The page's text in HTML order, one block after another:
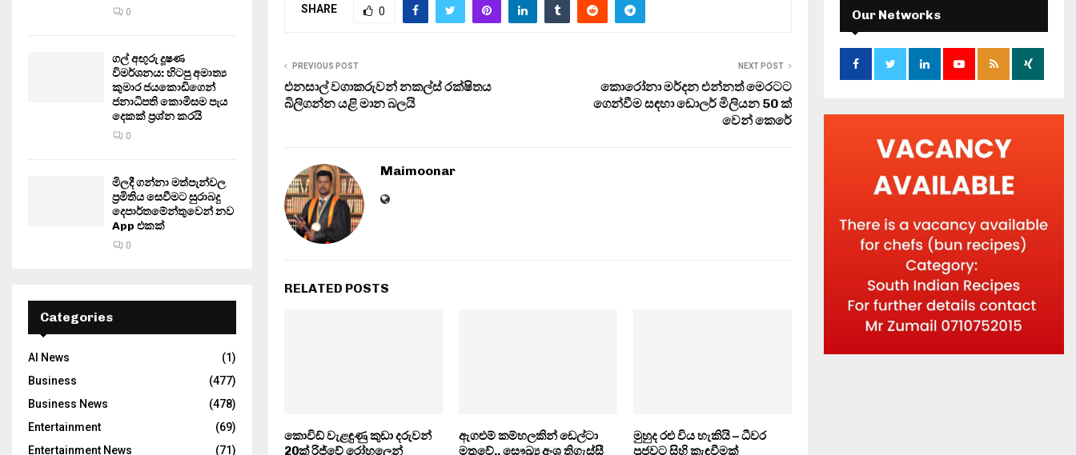
SHARE 0
PREVIOUS POST
එනසාල් වගාකරුවන් නකල්ස් රක්ෂිතය
බිලිගන්න යළි මාන බලයි
NEXT POST
කොරෝනා මර්දන එන්නත් මෙරටට
ගෙන්වීම සඳහා ඩොලර් මිලියන 50 ක්
වෙන් කෙරේ
Maimoonar
RELATED POSTS
කොවිඩ් වැළඳුණු කුඩා දරුවන්
20ක් රිජ්වේ රෝහලෙන්
ඇගළුම් කම්හලකින් ඩෙල්ටා
මතුවේ.. සෞඛ්‍ය අංශ තිගැස්සී
මුහුද රළු විය හැකියි – ධීවර
ප්‍රජවට සිහි කැඳවීමක්
0
ගල් අඟුරු දූෂණ
විමර්ශනය: හිටපු අමාත්‍ය
කුමාර ජයකොඩිගෙන්
ජනාධිපති කොමිසම පැය
දෙකක් ප්‍රශ්න කරයි
0
මිලදී ගන්නා මත්පැන්වල
ප්‍රමිතිය සෙවීමට සුරාබදු
දෙපාර්තමේන්තුවෙන් නව
App එකක්
0
Categories
AI News
(1)
Business
(477)
Business News
(478)
Entertainment
(69)
Entertainment News
(71)
Our Networks